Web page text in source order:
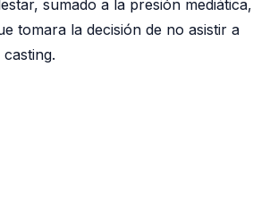
sumado a la presión mediática,
tomara la decisión de no asistir a